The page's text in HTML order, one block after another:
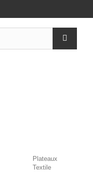
Plateaux
Textile